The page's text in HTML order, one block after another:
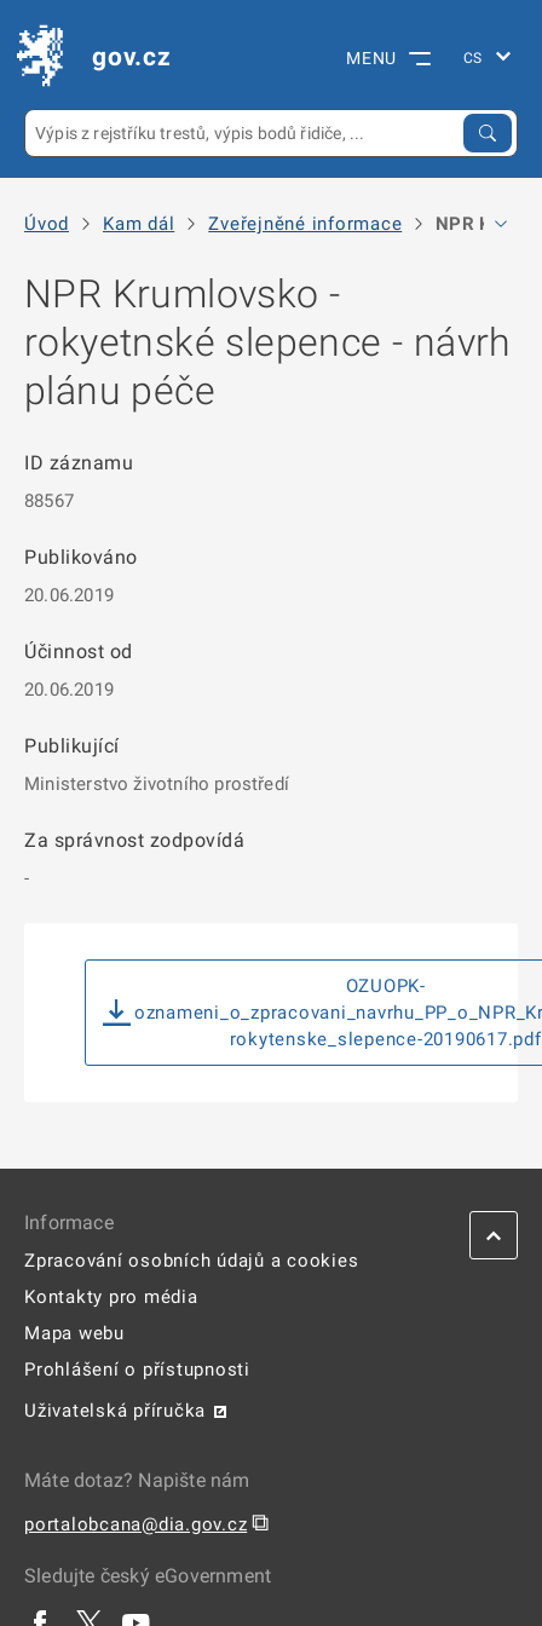
gov.cz MENU
Úvod Kam dál Zveřejněné informace NPR
NPR Krumlovsko -
rokyetnské slepence - návrh
plánu péče
ID záznamu
88567
Publikováno
20.06.2019
Účinnost od
20.06.2019
Publikující
Ministerstvo životního prostředí
Za správnost zodpovídá
-
OZUOPK-
rokytenske_slepence-20190617.pdf
Informace
Zpracování osobních údajů a cookies
Kontakty pro média
Mapa webu
Prohlášení o přístupnosti
Uživatelská příručka
Máte dotaz? Napište nám
portalobcana@dia.gov.cz ⧉
Sledujte český eGovernment